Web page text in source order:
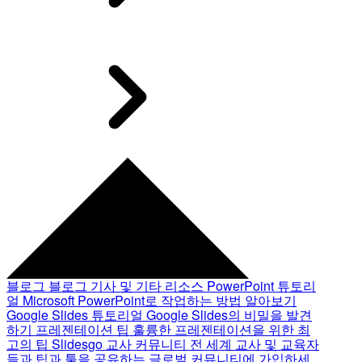
블로그 블로그 기사 및 기타 리소스 PowerPoint 튜토리
얼 Microsoft PowerPoint로 작업하는 방법 알아보기
Google Slides 튜토리얼 Google Slides의 비밀을 발견
하기 프레젠테이션 팁 훌륭한 프레젠테이션을 위한 최
고의 팁 Slidesgo 교사 커뮤니티 전 세계 교사 및 교육자